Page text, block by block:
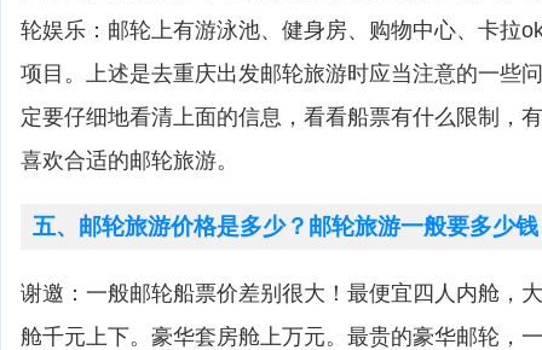
轮娱乐：邮轮上有游泳池、健身房、购物中心、卡拉
项目。上述是去重庆出发邮轮旅游时应当注意的一些
定要仔细地看清上面的信息，看看船票有什么限制，
喜欢合适的邮轮旅游。
五、邮轮旅游价格是多少？邮轮旅游一般要多少
谢邀：一般邮轮船票价差别很大！最便宜四人内舱，
舱千元上下。豪华套房舱上万元。最贵的豪华邮轮，